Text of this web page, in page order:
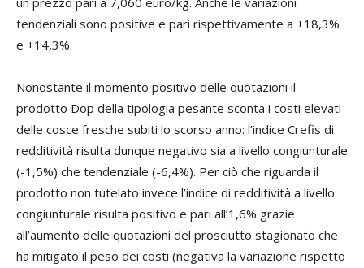
tendenziali sono positive e pari rispettivamente a +18,3%
e +14,3%.
Nonostante il momento positivo delle quotazioni il
prodotto Dop della tipologia pesante sconta i costi elevati
delle cosce fresche subiti lo scorso anno: l’indice Crefis di
redditività risulta dunque negativo sia a livello congiunturale
(-1,5%) che tendenziale (-6,4%). Per ciò che riguarda il
prodotto non tutelato invece l’indice di redditività a livello
congiunturale risulta positivo e pari all’1,6% grazie
all’aumento delle quotazioni del prosciutto stagionato che
ha mitigato il peso dei costi (negativa la variazione rispetto